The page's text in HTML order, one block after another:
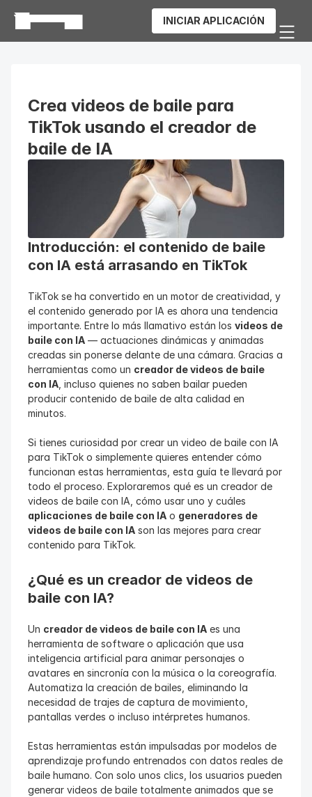
INICIAR APLICACIÓN
Crea videos de baile para
TikTok usando el creador de
baile de IA
Introducción: el contenido de baile
con IA está arrasando en TikTok
TikTok se ha convertido en un motor de creatividad, y
el contenido generado por IA es ahora una tendencia
importante. Entre lo más llamativo están los videos de
baile con IA — actuaciones dinámicas y animadas
creadas sin ponerse delante de una cámara. Gracias a
herramientas como un creador de videos de baile
con IA , incluso quienes no saben bailar pueden
producir contenido de baile de alta calidad en
minutos.
Si tienes curiosidad por crear un video de baile con IA
para TikTok o simplemente quieres entender cómo
funcionan estas herramientas, esta guía te llevará por
todo el proceso. Exploraremos qué es un creador de
aplicaciones de baile con IA o generadores de
videos de baile con IA son las mejores para crear
contenido para TikTok.
¿Qué es un creador de videos de
baile con IA?
Un creador de videos de baile con IA es una
herramienta de software o aplicación que usa
inteligencia artificial para animar personajes o
avatares en sincronía con la música o la coreografía.
Automatiza la creación de bailes, eliminando la
necesidad de trajes de captura de movimiento,
pantallas verdes o incluso intérpretes humanos.
Estas herramientas están impulsadas por modelos de
aprendizaje profundo entrenados con datos reales de
baile humano. Con solo unos clics, los usuarios pueden
generar videos de baile totalmente animados que se